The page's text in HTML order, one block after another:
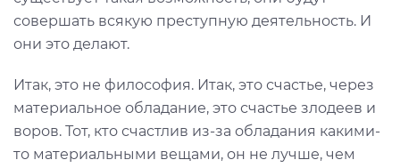
совершать всякую преступную деятельность. И
они это делают.
Итак, это не философия. Итак, это счастье, через
материальное обладание, это счастье злодеев и
воров. Тот, кто счастлив из-за обладания какими-
то материальными вещами, он не лучше, чем